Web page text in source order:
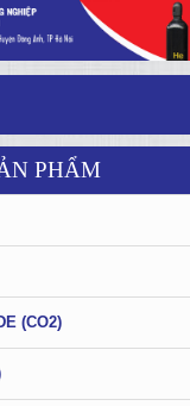
công nghiệp
PHẨM
(CO2)